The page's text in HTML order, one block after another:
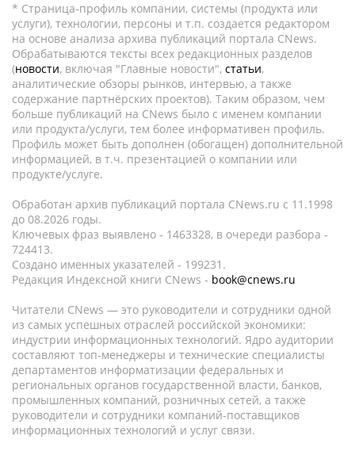
* Страница-профиль компании, системы (продукта или
услуги), технологии, персоны и т.п. создается редактором
на основе анализа архива публикаций портала CNews.
Обрабатываются тексты всех редакционных разделов
(новости, включая "Главные новости", статьи,
аналитические обзоры рынков, интервью, а также
содержание партнёрских проектов). Таким образом, чем
больше публикаций на CNews было с именем компании
или продукта/услуги, тем более информативен профиль.
Профиль может быть дополнен (обогащен) дополнительной
информацией, в т.ч. презентацией о компании или
продукте/услуге.
Обработан архив публикаций портала CNews.ru c 11.1998
до 08.2026 годы.
Ключевых фраз выявлено - 1463328, в очереди разбора -
724413.
Создано именных указателей - 199231.
Редакция Индексной книги CNews - book@cnews.ru
Читатели CNews — это руководители и сотрудники одной
из самых успешных отраслей российской экономики:
индустрии информационных технологий. Ядро аудитории
составляют топ-менеджеры и технические специалисты
департаментов информатизации федеральных и
региональных органов государственной власти, банков,
промышленных компаний, розничных сетей, а также
руководители и сотрудники компаний-поставщиков
информационных технологий и услуг связи.